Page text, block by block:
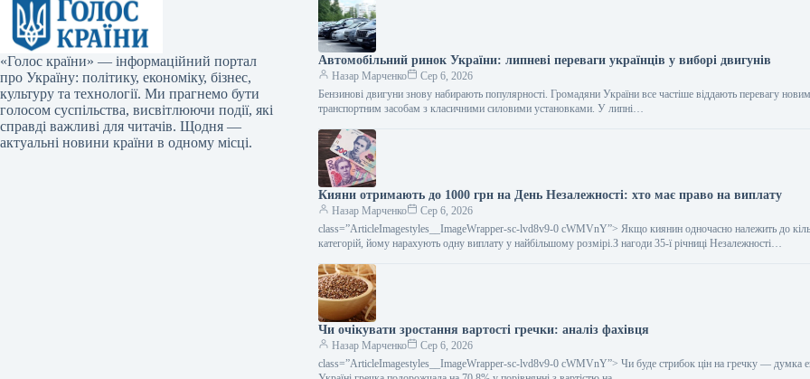
«Голос країни» — інформаційний портал
про Україну: політику, економіку, бізнес,
культуру та технології. Ми прагнемо бути
голосом суспільства, висвітлюючи події, які
справді важливі для читачів. Щодня —
актуальні новини країни в одному місці.
Автомобільний ринок України: липневі переваги українців у виборі двигунів
Назар Марченко
Сер 6, 2026
Бензинові двигуни знову набирають популярності. Громадяни України все частіше віддають перевагу новим
транспортним засобам з класичними силовими установками. У липні…
Кияни отримають до 1000 грн на День Незалежності: хто має право на виплату
Назар Марченко
Сер 6, 2026
class=”ArticleImagestyles__ImageWrapper-sc-lvd8v9-0 cWMVnY”> Якщо киянин одночасно належить до
категорій, йому нарахують одну виплату у найбільшому розмірі.З нагоди 35-ї річниці Незалежності…
Чи очікувати зростання вартості гречки: аналіз фахівця
Назар Марченко
Сер 6, 2026
class=”ArticleImagestyles__ImageWrapper-sc-lvd8v9-0 cWMVnY”> Чи буде стрибок цін на гречку — думка